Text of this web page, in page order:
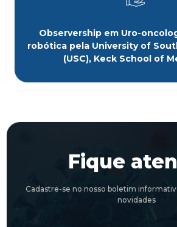
Observership em Uro-
robótica pela University of
(USC), Keck School of
Fique
Cadastre-se no nosso boletim
novidades